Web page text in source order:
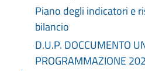
Piano degli indicatori e
bilancio
D.U.P. DOCCUMENTO
PROGRAMMAZIONE